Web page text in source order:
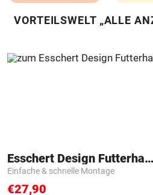
VORTEILSWELT „ALLE
Esschert Design Futterhaus
Einfache & schnelle Montage
€27,90